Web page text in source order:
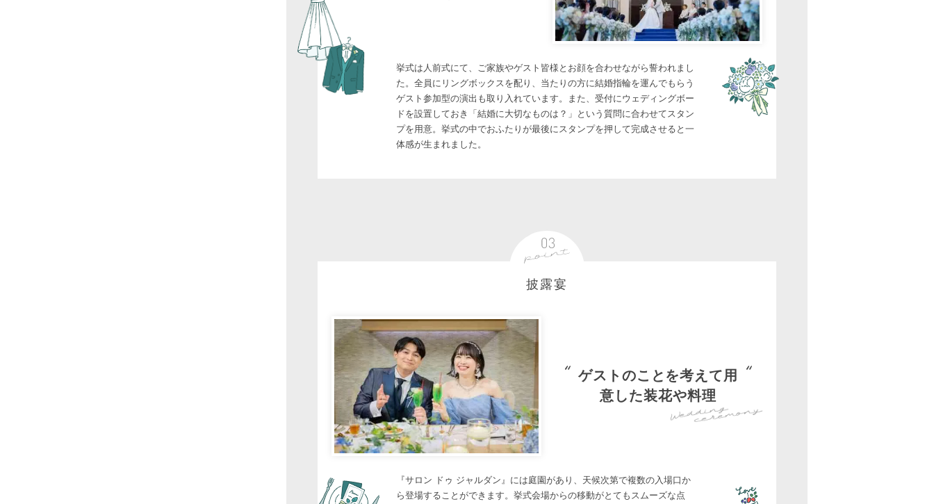
挙式は人前式にて、ご家族やゲスト皆様とお顔を合わせながら誓われまし
た。全員にリングボックスを配り、当たりの方に結婚指輪を運んでもらう
ゲスト参加型の演出も取り入れています。また、受付にウェディングボー
ドを設置しておき「結婚に大切なものは？」という質問に合わせてスタン
プを用意。挙式の中でおふたりが最後にスタンプを押して完成させると一
体感が生まれました。
披露宴
ゲストのことを考えて用
意した装花や料理
『サロン ドゥ ジャルダン』には庭園があり、天候次第で複数の入場口か
ら登場することができます。挙式会場からの移動がとてもスムーズな点